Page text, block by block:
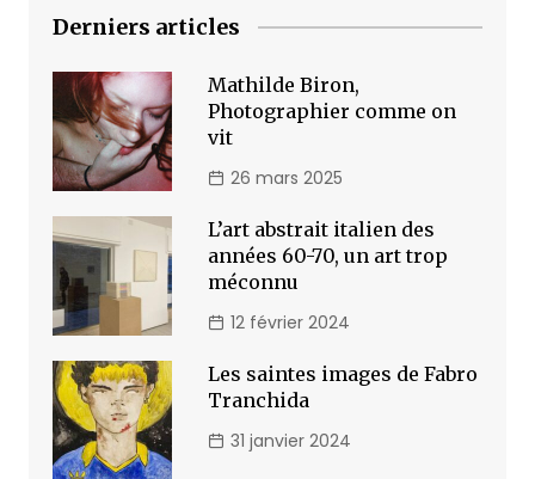
Derniers articles
Mathilde Biron,
Photographier comme on
vit
26 mars 2025
L’art abstrait italien des
années 60-70, un art trop
méconnu
12 février 2024
Les saintes images de Fabro
Tranchida
31 janvier 2024